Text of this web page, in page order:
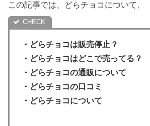
この記事では、どらチョコについて、
・どらチョコは販売停止？
・ どらチョコはどこで売ってる？
・どらチョコの通販について
・ どらチョコの口コミ
・どらチョコについて